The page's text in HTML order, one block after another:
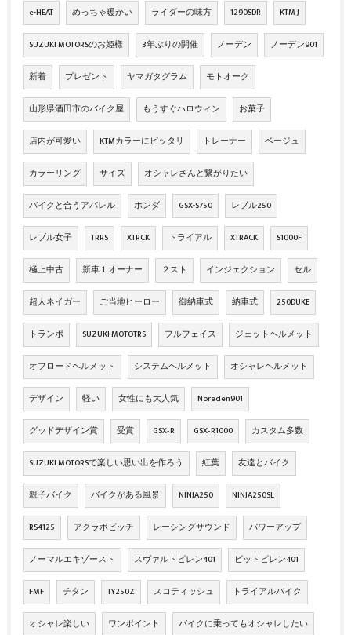
e-HEAT めっちゃ暖かい ライダーの味方 1290SDR KTM J
SUZUKI MOTORSのお姫様 3年ぶりの開催 ノーデン ノーデン901
新着 プレゼント ヤマガタグラム モトオーク
山形県酒田市のバイク屋 もうすぐハロウィン お菓子
店内が可愛い KTMカラーにピッタリ トレーナー ベージュ
カラーリング サイズ オシャレさんと繋がりたい
バイクと合うアパレル ホンダ GSX-S750 レブル250
レブル女子 TRRS XTRCK トライアル XTRACK S1000F
極上中古 新車１オーナー ２スト インジェクション セル
超人ネイガー ご当地ヒーロー 御納車式 納車式 250DUKE
トランポ SUZUKI MOTOTRS フルフェイス ジェットヘルメット
オフロードヘルメット システムヘルメット オシャレヘルメット
デザイン 軽い 女性にも大人気 Noreden901
グッドデザイン賞 受賞 GSX‐R GSX‐R1000 カスタム多数
SUZUKI MOTORSで楽しい思い出を作ろう 紅葉 友達とバイク
親子バイク バイクがある風景 NINJA250 NINJA250SL
RS4125 アクラボビッチ レーシングサウンド パワーアップ
ノーマルエキゾースト スヴァルトピレン401 ビットピレン401
FMF チタン TY250Z スコティッシュ トライアルバイク
オシャレ楽しい ワンポイント バイクに乗ってもオシャレしたい